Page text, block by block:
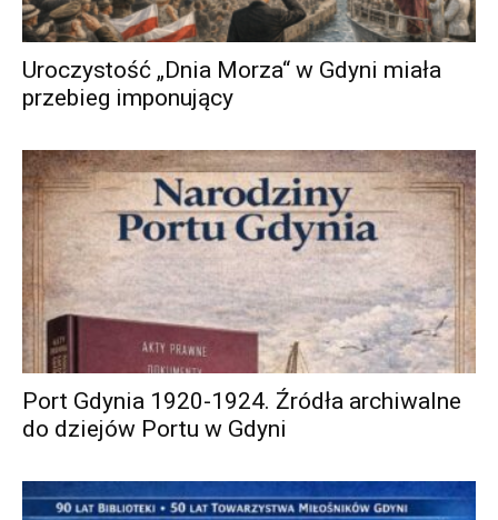
Uroczystość „Dnia Morza“ w Gdyni miała
przebieg imponujący
Port Gdynia 1920-1924. Źródła archiwalne
do dziejów Portu w Gdyni